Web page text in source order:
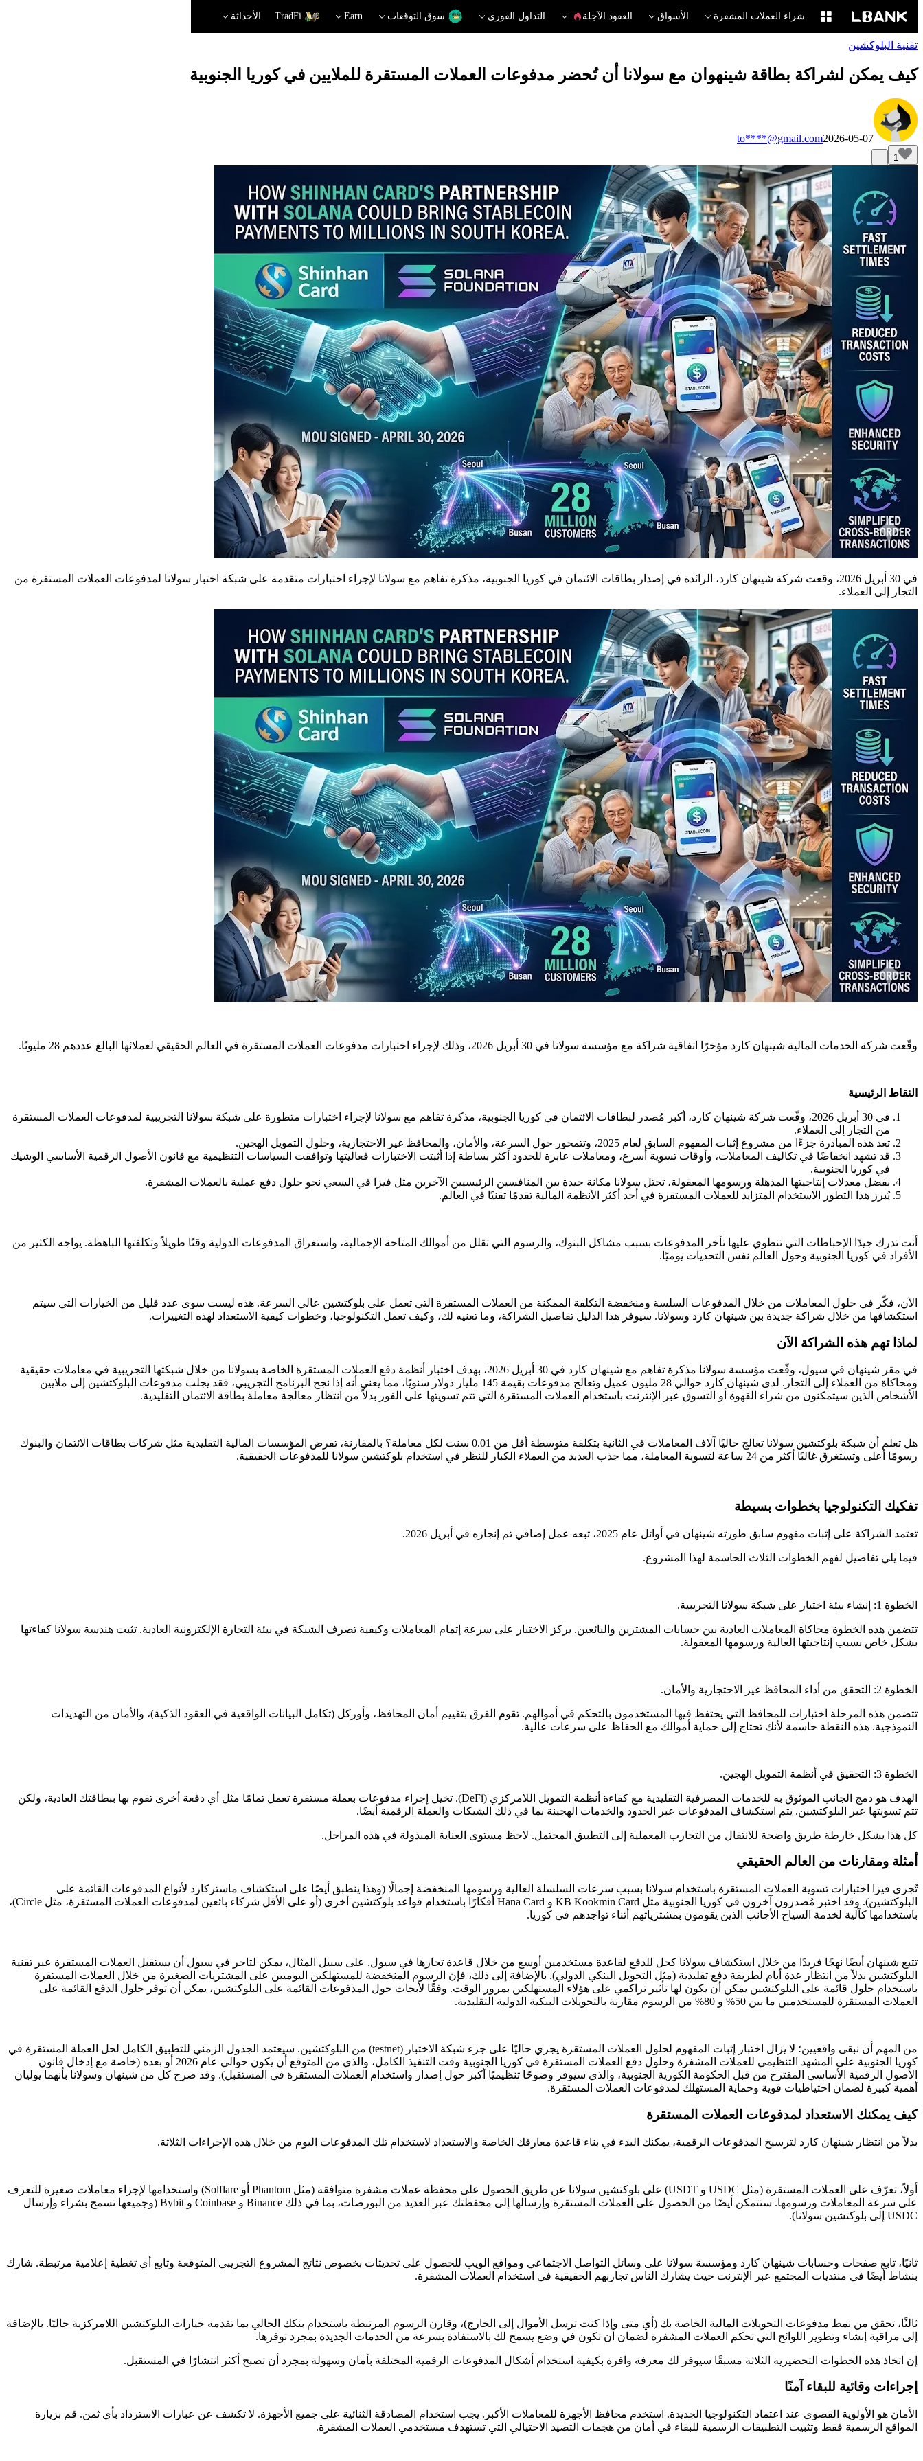
شراء العملات المشفرة الأسواق العقود الآجلة التداول الفوري سوق التوقعات Earn
TradFi الأحداثة
تقنية البلوكشين
كيف يمكن لشراكة بطاقة شينهوان مع سولانا أن تُحضر مدفوعات العملات المستقرة للملايين في كوريا الجنوبية
to****@gmail.com2026-05-07
1
في 30 أبريل 2026، وقعت شركة شينهان كارد، الرائدة في إصدار بطاقات الائتمان في كوريا الجنوبية، مذكرة تفاهم مع سولانا لإجراء اختبارات متقدمة على شبكة اختبار سولانا لمدفوعات العملات المستقرة من
التجار إلى العملاء.
وقّعت شركة الخدمات المالية شينهان كارد مؤخرًا اتفاقية شراكة مع مؤسسة سولانا في 30 أبريل 2026، وذلك لإجراء اختبارات مدفوعات العملات المستقرة في العالم الحقيقي لعملائها البالغ عددهم 28 مليونًا.
النقاط الرئيسية
في 30 أبريل 2026، وقّعت شركة شينهان كارد، أكبر مُصدر لبطاقات الائتمان في كوريا الجنوبية، مذكرة تفاهم مع سولانا لإجراء اختبارات متطورة على شبكة سولانا التجريبية لمدفوعات العملات المستقرة
من التجار إلى العملاء.
تعد هذه المبادرة جزءًا من مشروع إثبات المفهوم السابق لعام 2025، وتتمحور حول السرعة، والأمان، والمحافظ غير الاحتجازية، وحلول التمويل الهجين.
قد تشهد انخفاضًا في تكاليف المعاملات، وأوقات تسوية أسرع، ومعاملات عابرة للحدود أكثر بساطة إذا أثبتت الاختبارات فعاليتها وتوافقت السياسات التنظيمية مع قانون الأصول الرقمية الأساسي الوشيك
في كوريا الجنوبية.
بفضل معدلات إنتاجيتها المذهلة ورسومها المعقولة، تحتل سولانا مكانة جيدة بين المنافسين الرئيسيين الآخرين مثل فيزا في السعي نحو حلول دفع عملية بالعملات المشفرة.
يُبرز هذا التطور الاستخدام المتزايد للعملات المستقرة في أحد أكثر الأنظمة المالية تقدمًا تقنيًا في العالم.
أنت تدرك جيدًا الإحباطات التي تنطوي عليها تأخر المدفوعات بسبب مشاكل البنوك، والرسوم التي تقلل من أموالك المتاحة الإجمالية، واستغراق المدفوعات الدولية وقتًا طويلاً وتكلفتها الباهظة. يواجه الكثير من
الأفراد في كوريا الجنوبية وحول العالم نفس التحديات يوميًا.
الآن، فكّر في حلول المعاملات من خلال المدفوعات السلسة ومنخفضة التكلفة الممكنة من العملات المستقرة التي تعمل على بلوكتشين عالي السرعة. هذه ليست سوى عدد قليل من الخيارات التي سيتم
استكشافها من خلال شراكة جديدة بين شينهان كارد وسولانا. سيوفر هذا الدليل تفاصيل الشراكة، وما تعنيه لك، وكيف تعمل التكنولوجيا، وخطوات كيفية الاستعداد لهذه التغييرات.
لماذا تهم هذه الشراكة الآن
في مقر شينهان في سيول، وقّعت مؤسسة سولانا مذكرة تفاهم مع شينهان كارد في 30 أبريل 2026، بهدف اختبار أنظمة دفع العملات المستقرة الخاصة بسولانا من خلال شبكتها التجريبية في معاملات حقيقية
ومحاكاة من العملاء إلى التجار. لدى شينهان كارد حوالي 28 مليون عميل وتعالج مدفوعات بقيمة 145 مليار دولار سنويًا، مما يعني أنه إذا نجح البرنامج التجريبي، فقد يجلب مدفوعات البلوكتشين إلى ملايين
الأشخاص الذين سيتمكنون من شراء القهوة أو التسوق عبر الإنترنت باستخدام العملات المستقرة التي تتم تسويتها على الفور بدلاً من انتظار معالجة معاملة بطاقة الائتمان التقليدية.
هل تعلم أن شبكة بلوكتشين سولانا تعالج حاليًا آلاف المعاملات في الثانية بتكلفة متوسطة أقل من 0.01 سنت لكل معاملة؟ بالمقارنة، تفرض المؤسسات المالية التقليدية مثل شركات بطاقات الائتمان والبنوك
رسومًا أعلى وتستغرق غالبًا أكثر من 24 ساعة لتسوية المعاملة، مما جذب العديد من العملاء الكبار للنظر في استخدام بلوكتشين سولانا للمدفوعات الحقيقية.
تفكيك التكنولوجيا بخطوات بسيطة
تعتمد الشراكة على إثبات مفهوم سابق طورته شينهان في أوائل عام 2025، تبعه عمل إضافي تم إنجازه في أبريل 2026.
فيما يلي تفاصيل لفهم الخطوات الثلاث الحاسمة لهذا المشروع.
الخطوة 1: إنشاء بيئة اختبار على شبكة سولانا التجريبية.
تتضمن هذه الخطوة محاكاة المعاملات العادية بين حسابات المشترين والبائعين. يركز الاختبار على سرعة إتمام المعاملات وكيفية تصرف الشبكة في بيئة التجارة الإلكترونية العادية. تثبت هندسة سولانا كفاءتها
بشكل خاص بسبب إنتاجيتها العالية ورسومها المعقولة.
الخطوة 2: التحقق من أداء المحافظ غير الاحتجازية والأمان.
تتضمن هذه المرحلة اختبارات للمحافظ التي يحتفظ فيها المستخدمون بالتحكم في أموالهم. تقوم الفرق بتقييم أمان المحافظ، وأوركل (تكامل البيانات الواقعية في العقود الذكية)، والأمان من التهديدات
النموذجية. هذه النقطة حاسمة لأنك تحتاج إلى حماية أموالك مع الحفاظ على سرعات عالية.
الخطوة 3: التحقيق في أنظمة التمويل الهجين.
الهدف هو دمج الجانب الموثوق به للخدمات المصرفية التقليدية مع كفاءة أنظمة التمويل اللامركزي (DeFi). تخيل إجراء مدفوعات بعملة مستقرة تعمل تمامًا مثل أي دفعة أخرى تقوم بها ببطاقتك العادية، ولكن
تتم تسويتها عبر البلوكتشين. يتم استكشاف المدفوعات عبر الحدود والخدمات الهجينة بما في ذلك الشيكات والعملة الرقمية أيضًا.
كل هذا يشكل خارطة طريق واضحة للانتقال من التجارب المعملية إلى التطبيق المحتمل. لاحظ مستوى العناية المبذولة في هذه المراحل.
أمثلة ومقارنات من العالم الحقيقي
تُجري فيزا اختبارات تسوية العملات المستقرة باستخدام سولانا بسبب سرعات السلسلة العالية ورسومها المنخفضة إجمالًا (وهذا ينطبق أيضًا على استكشاف ماستركارد لأنواع المدفوعات القائمة على
البلوكتشين). وقد اختبر مُصدرون آخرون في كوريا الجنوبية مثل KB Kookmin Card و Hana Card أفكارًا باستخدام قواعد بلوكتشين أخرى (أو على الأقل شركاء بائعين لمدفوعات العملات المستقرة، مثل Circle)،
باستخدامها كآلية لخدمة السياح الأجانب الذين يقومون بمشترياتهم أثناء تواجدهم في كوريا.
تتبع شينهان أيضًا نهجًا فريدًا من خلال استكشاف سولانا كحل للدفع لقاعدة مستخدمين أوسع من خلال قاعدة تجارها في سيول. على سبيل المثال، يمكن لتاجر في سيول أن يستقبل العملات المستقرة عبر تقنية
البلوكتشين بدلاً من انتظار عدة أيام لطريقة دفع تقليدية (مثل التحويل البنكي الدولي). بالإضافة إلى ذلك، فإن الرسوم المنخفضة للمستهلكين اليوميين على المشتريات الصغيرة من خلال العملات المستقرة
باستخدام حلول قائمة على البلوكتشين يمكن أن يكون لها تأثير تراكمي على هؤلاء المستهلكين بمرور الوقت. وفقًا لأبحاث حول المدفوعات القائمة على البلوكتشين، يمكن أن توفر حلول الدفع القائمة على
العملات المستقرة للمستخدمين ما بين 50% و 80% من الرسوم مقارنة بالتحويلات البنكية الدولية التقليدية.
من المهم أن نبقى واقعيين؛ لا يزال اختبار إثبات المفهوم لحلول العملات المستقرة يجري حاليًا على جزء شبكة الاختبار (testnet) من البلوكتشين. سيعتمد الجدول الزمني للتطبيق الكامل لحل العملة المستقرة في
كوريا الجنوبية على المشهد التنظيمي للعملات المشفرة وحلول دفع العملات المستقرة في كوريا الجنوبية وقت التنفيذ الكامل، والذي من المتوقع أن يكون حوالي عام 2026 أو بعده (خاصة مع إدخال قانون
الأصول الرقمية الأساسي المقترح من قبل الحكومة الكورية الجنوبية، والذي سيوفر وضوحًا تنظيميًا أكبر حول إصدار واستخدام العملات المستقرة في المستقبل). وقد صرح كل من شينهان وسولانا بأنهما يوليان
أهمية كبيرة لضمان احتياطيات قوية وحماية المستهلك لمدفوعات العملات المستقرة.
كيف يمكنك الاستعداد لمدفوعات العملات المستقرة
بدلاً من انتظار شينهان كارد لترسيخ المدفوعات الرقمية، يمكنك البدء في بناء قاعدة معارفك الخاصة والاستعداد لاستخدام تلك المدفوعات اليوم من خلال هذه الإجراءات الثلاثة.
أولاً، تعرّف على العملات المستقرة (مثل USDC و USDT) على بلوكتشين سولانا عن طريق الحصول على محفظة عملات مشفرة متوافقة (مثل Phantom أو Solflare) واستخدامها لإجراء معاملات صغيرة للتعرف
على سرعة المعاملات ورسومها. ستتمكن أيضًا من الحصول على العملات المستقرة وإرسالها إلى محفظتك عبر العديد من البورصات، بما في ذلك Binance و Coinbase و Bybit (وجميعها تسمح بشراء وإرسال
USDC إلى بلوكتشين سولانا).
ثانيًا، تابع صفحات وحسابات شينهان كارد ومؤسسة سولانا على وسائل التواصل الاجتماعي ومواقع الويب للحصول على تحديثات بخصوص نتائج المشروع التجريبي المتوقعة وتابع أي تغطية إعلامية مرتبطة. شارك
بنشاط أيضًا في منتديات المجتمع عبر الإنترنت حيث يشارك الناس تجاربهم الحقيقية في استخدام العملات المشفرة.
ثالثًا، تحقق من نمط مدفوعات التحويلات المالية الخاصة بك (أي متى وإذا كنت ترسل الأموال إلى الخارج)، وقارن الرسوم المرتبطة باستخدام بنكك الحالي بما تقدمه خيارات البلوكتشين اللامركزية حاليًا. بالإضافة
إلى مراقبة إنشاء وتطوير اللوائح التي تحكم العملات المشفرة لضمان أن تكون في وضع يسمح لك بالاستفادة بسرعة من الخدمات الجديدة بمجرد توفرها.
إن اتخاذ هذه الخطوات التحضيرية الثلاثة مسبقًا سيوفر لك معرفة وافرة بكيفية استخدام أشكال المدفوعات الرقمية المختلفة بأمان وسهولة بمجرد أن تصبح أكثر انتشارًا في المستقبل.
إجراءات وقائية للبقاء آمنًا
الأمان هو الأولوية القصوى عند اعتماد التكنولوجيا الجديدة. استخدم محافظ الأجهزة للمعاملات الأكبر. يجب استخدام المصادقة الثنائية على جميع الأجهزة. لا تكشف عن عبارات الاسترداد بأي ثمن. قم بزيارة
المواقع الرسمية فقط وتثبيت التطبيقات الرسمية للبقاء في أمان من هجمات التصيد الاحتيالي التي تستهدف مستخدمي العملات المشفرة.